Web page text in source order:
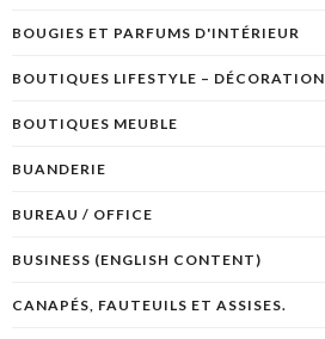
BOUGIES ET PARFUMS D'INTÉRIEUR
BOUTIQUES LIFESTYLE – DÉCORATION
BOUTIQUES MEUBLE
BUANDERIE
BUREAU / OFFICE
BUSINESS (ENGLISH CONTENT)
CANAPÉS, FAUTEUILS ET ASSISES.